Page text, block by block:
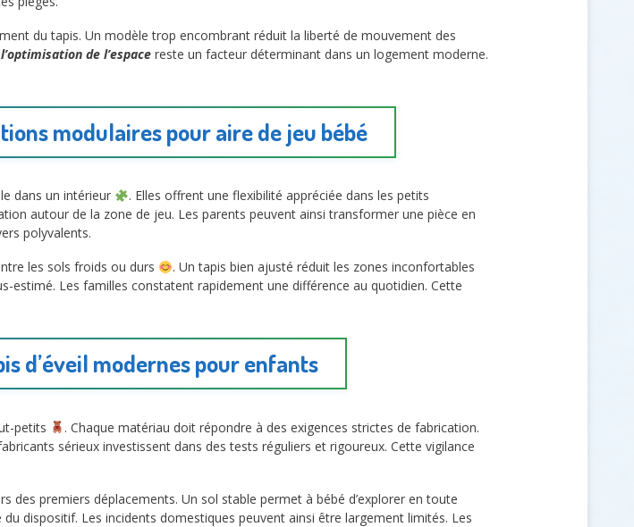
du tapis. Un modèle trop encombrant réduit la liberté de mouvement des
l’optimisation de l’espace reste un facteur déterminant dans un logement moderne.
modulaires pour aire de jeu bébé
dans un intérieur
. Elles offrent une flexibilité appréciée dans les petits
autour de la zone de jeu. Les parents peuvent ainsi transformer une pièce en
polyvalents.
les sols froids ou durs
. Un tapis bien ajusté réduit les zones inconfortables
estimé. Les familles constatent rapidement une différence au quotidien. Cette
d’éveil modernes pour enfants
petits
. Chaque matériau doit répondre à des exigences strictes de fabrication.
sérieux investissent dans des tests réguliers et rigoureux. Cette vigilance
des premiers déplacements. Un sol stable permet à bébé d’explorer en toute
dispositif. Les incidents domestiques peuvent ainsi être largement limités. Les